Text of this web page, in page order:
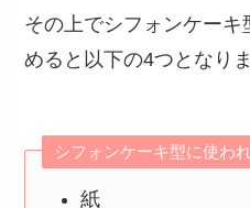
その上でシフォンケーキ
めると以下の4つとなりま
シフォンケーキ型に使わ
紙